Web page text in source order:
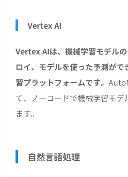
Vertex AI
Vertex AIは、機械学習モデル
ロイ、モデルを使った予測が
習プラットフォームです。
て、ノーコードで機械学習モデ
ます。
自然言語処理